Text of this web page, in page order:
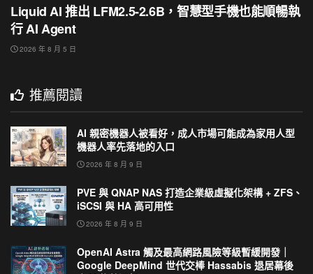
Liquid AI 推出 LFM2.5-2.6B，智慧型手機也能順暢執
行 AI Agent
2026 年 8 月 5 日
推薦閱讀
AI 親密機器人被看好，成人市場可能成為家用人型
機器人率先落地的入口
2026 年 8 月 9 日
PVE 與 QNAP NAS 打造企業級虛擬化架構 + ZFS、
iSCSI 與 HA 高可用性
2026 年 8 月 9 日
OpenAI Astra 觸及最高網路風險等級暫緩開發｜
Google DeepMind 世代交棒 Hassabis 退居幕後